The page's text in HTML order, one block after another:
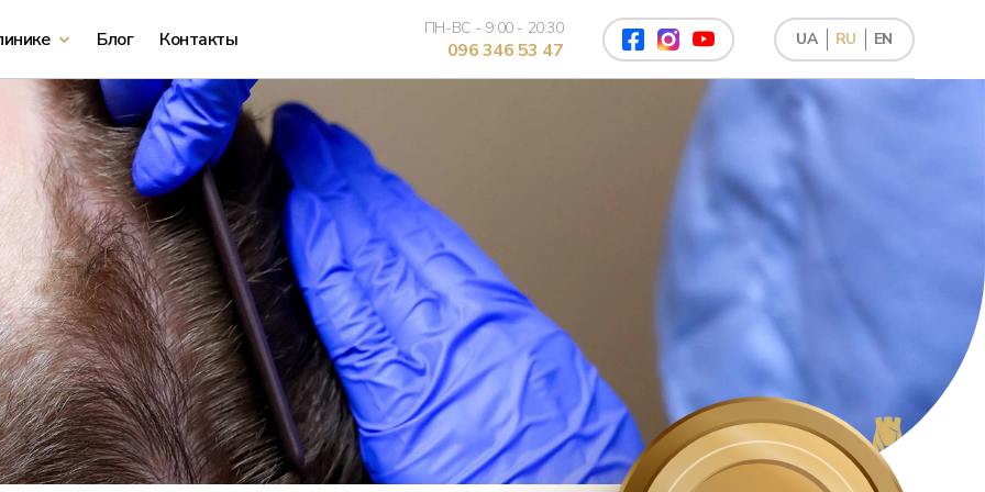
Блог Контакты ПН-ВС - 9:00 - 20:30
096 346 53 47 UA RU EN
Лазерная эпиляция лица
Лазерная эпиляция рук
Лазерная эпиляция ног
Лазерная эпиляция живота
Лазерная эпиляция бикини
Лазерная эпиляция подмышек
Лазерная эпиляция подбородка
Лазерная эпиляция всего тела
Лазерная эпиляция верхней губы
Лазерная шлифовка лица
4Д омоложение
Фотоомоложение
Ручной антицеллюлитный массаж
Механическая чистка лица
Ультразвуковая чистка лица
Комбинированная чистка лица